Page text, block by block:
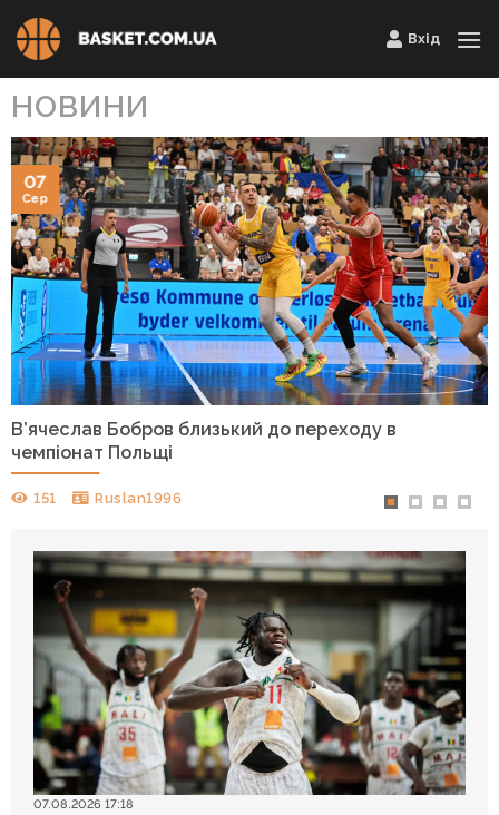
Skip
to
Вхід
НОВИНИ
В’ячеслав Бобров близький до переходу в
чемпіонат Польщі
151 Ruslan1996
07
Сер
07.08.2026 17:18